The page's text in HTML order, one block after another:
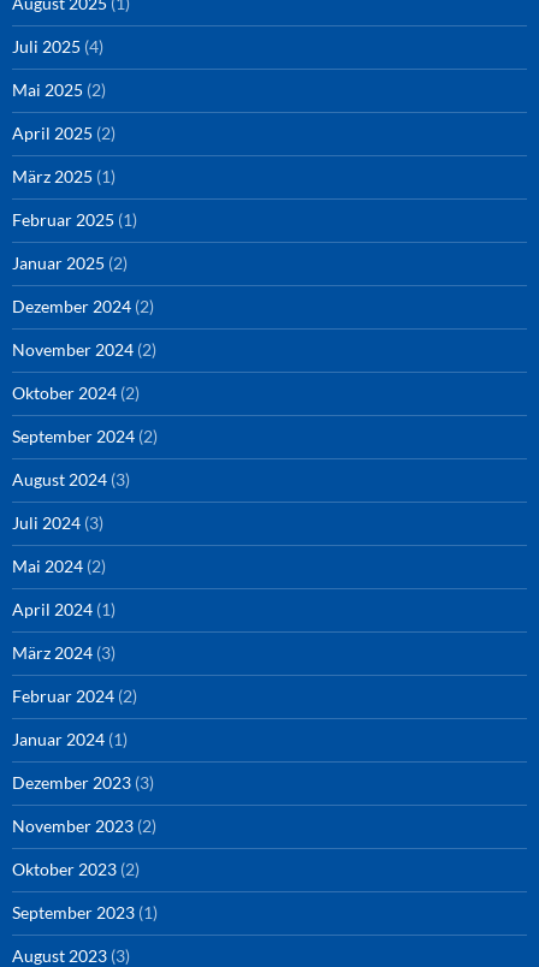
Juli 2025 (4)
Mai 2025 (2)
April 2025 (2)
März 2025 (1)
Februar 2025 (1)
Januar 2025 (2)
Dezember 2024 (2)
November 2024 (2)
Oktober 2024 (2)
September 2024 (2)
August 2024 (3)
Juli 2024 (3)
Mai 2024 (2)
April 2024 (1)
März 2024 (3)
Februar 2024 (2)
Januar 2024 (1)
Dezember 2023 (3)
November 2023 (2)
Oktober 2023 (2)
September 2023 (1)
August 2023 (3)